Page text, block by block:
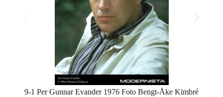
9-1 Per Gunnar Evander 1976 Foto Bengt-Åke Kimbré